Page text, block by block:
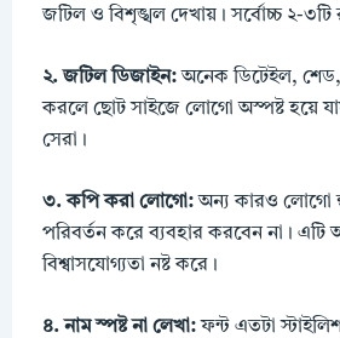
জটিল ও বিশৃঙ্খল দেখায়। সর্বোচ্চ ২-৩টি
২. জটিল ডিজাইন:অনেক ডিটেইল, শেড,
করলে ছোট সাইজে লোগো অস্পষ্ট হয়ে
সেরা।
৩. কপি করা লোগো:অন্য কারও লোগো
পরিবর্তন করে ব্যবহার করবেন না। এটি
বিশ্বাসযোগ্যতা নষ্ট করে।
৪. নাম স্পষ্ট না লেখা:ফন্ট এতটা